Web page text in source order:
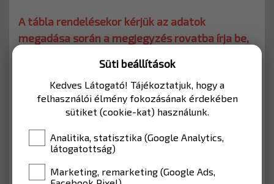
A tábla rendelésekor kérjük az adatok
megadása során a megjegyzés rovatba írja be,
KERÉKPÁRÚTHOZ
Kerékpárutakhoz, vagy mélygarázshoz
használható KRESZ tábla.
450 mm (Kerékpárút)
Süti beállítások
Kedves Látogató! Tájékoztatjuk, hogy a
felhasználói élmény fokozásának érdekében
sütiket (cookie-kat) használunk.
Analitika, statisztika (Google Analytics,
látogatottság)
Marketing, remarketing (Google Ads,